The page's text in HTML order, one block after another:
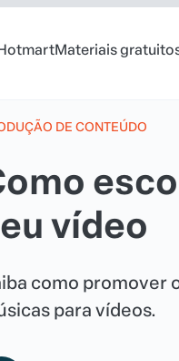
Materiais
DE CONTEÚDO
vídeo
como promover
para vídeos.